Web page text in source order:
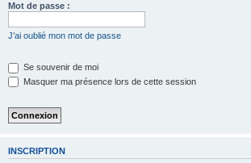
Mot de passe :
J’ai oublié mon mot de passe
Se souvenir de moi
Masquer ma présence lors de cette session
INSCRIPTION